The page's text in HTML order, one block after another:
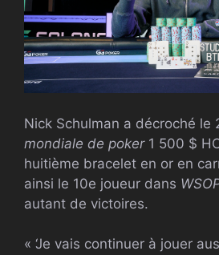
Nick Schulman a décroché le
mondiale de poker1 500 $
huitième bracelet en or en
ainsi le 10e joueur dans
autant de victoires.
« ‘Je vais continuer à jouer